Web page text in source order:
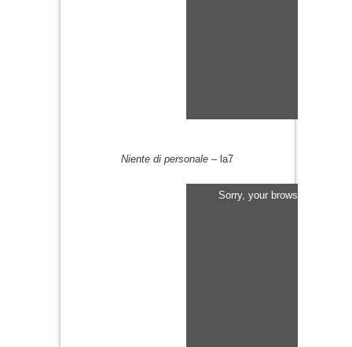
Niente di personale – la7
Sorry, your browser does